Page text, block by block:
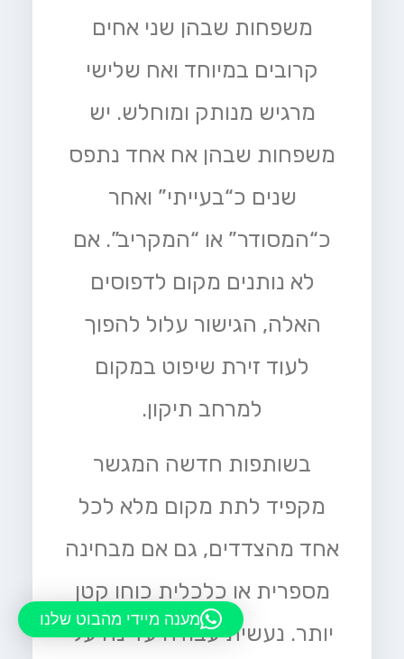
משפחות שבהן שני אחים
קרובים במיוחד ואח שלישי
מרגיש מנותק ומוחלש. יש
משפחות שבהן אח אחד נתפס
שנים כ“בעייתי” ואחר
כ“המסודר” או “המקריב”. אם
לא נותנים מקום לדפוסים
האלה, הגישור עלול להפוך
לעוד זירת שיפוט במקום
למרחב תיקון.
בשותפות חדשה המגשר
מקפיד לתת מקום מלא לכל
אחד מהצדדים, גם אם מבחינה
מספרית או כלכלית כוחו קטן
יותר. נעשית עבודה עדינה על
מענה מיידי מהבוט שלנו